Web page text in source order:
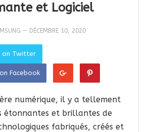
et Logiciel
— DÉCEMBRE 10, 2020
on Twitter
Facebook
numérique, il y a tellement
étonnantes et brillantes de
fabriqués, créés et